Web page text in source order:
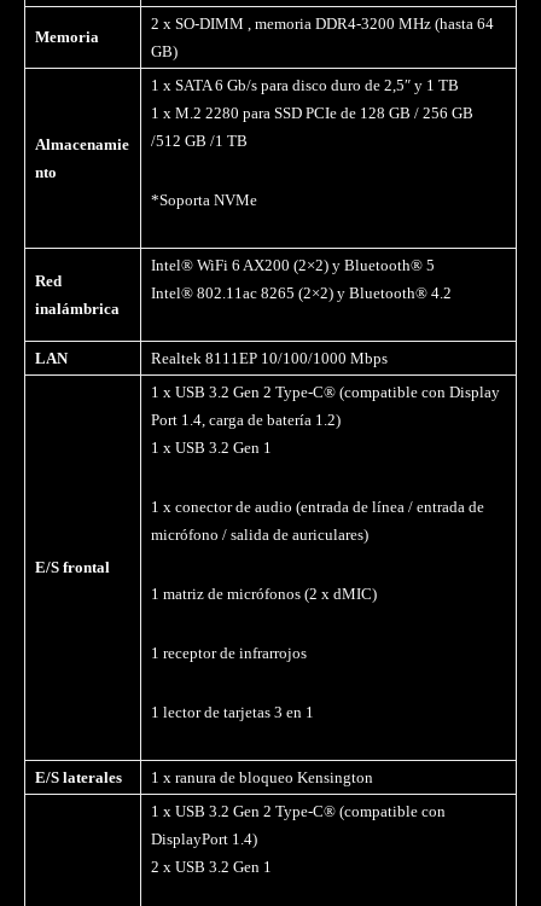
Memoria
2 x SO-DIMM , memoria DDR4-3200 MHz (hasta 64
GB)
Almacenamie
nto
1 x SATA 6 Gb/s para disco duro de 2,5″ y 1 TB
1 x M.2 2280 para SSD PCIe de 128 GB / 256 GB
/512 GB /1 TB
*Soporta NVMe
Red
inalámbrica
Intel® WiFi 6 AX200 (2×2) y Bluetooth® 5
Intel® 802.11ac 8265 (2×2) y Bluetooth® 4.2
LAN Realtek 8111EP 10/100/1000 Mbps
E/S frontal
1 x USB 3.2 Gen 2 Type-C® (compatible con Display
Port 1.4, carga de batería 1.2)
1 x USB 3.2 Gen 1
1 x conector de audio (entrada de línea / entrada de
micrófono / salida de auriculares)
1 matriz de micrófonos (2 x dMIC)
1 receptor de infrarrojos
1 lector de tarjetas 3 en 1
E/S laterales 1 x ranura de bloqueo Kensington
1 x USB 3.2 Gen 2 Type-C® (compatible con
DisplayPort 1.4)
2 x USB 3.2 Gen 1